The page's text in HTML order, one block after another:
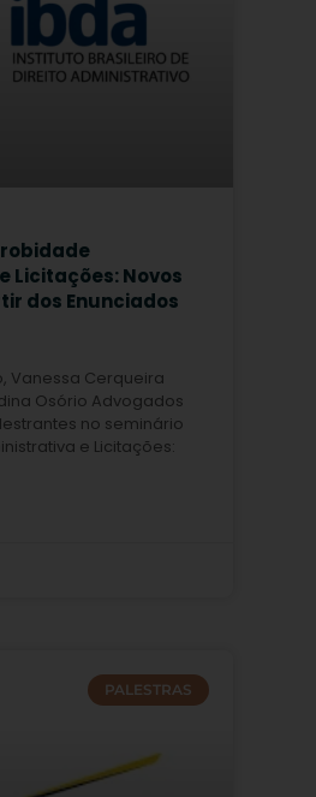
Licitações: Novos
dos Enunciados
Vanessa Cerqueira
Osório Advogados
no seminário
e Licitações:
PALESTRAS